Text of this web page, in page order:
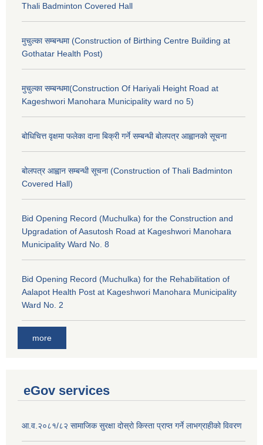
Thali Badminton Covered Hall
मुचुल्का सम्बन्धमा (Construction of Birthing Centre Building at
Gothatar Health Post)
मुचुल्का सम्बन्धमा(Construction Of Hariyali Height Road at
Kageshwori Manohara Municipality ward no 5)
बोधिचित्त वृक्षमा फलेका दाना बिक्री गर्ने सम्बन्धी बोलपत्र आह्वानको सूचना
बोलपत्र आह्वान सम्बन्धी सूचना (Construction of Thali Badminton
Covered Hall)
Bid Opening Record (Muchulka) for the Construction and
Upgradation of Aasutosh Road at Kageshwori Manohara
Municipality Ward No. 8
Bid Opening Record (Muchulka) for the Rehabilitation of
Aalapot Health Post at Kageshwori Manohara Municipality
Ward No. 2
more
eGov services
आ.व.२०८१/८२ सामाजिक सुरक्षा दोस्रो किस्ता प्राप्त गर्ने लाभग्राहीको विवरण